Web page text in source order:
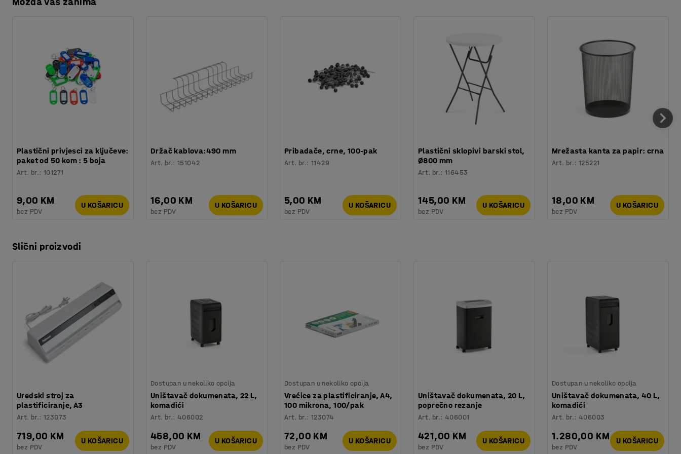
Procjena vremena: 5 Min
Preuzmite upute za održavanjen
Preuzmite korisnički priručnik
Plastični privjesci za ključeve:
paket od 50 kom : 5 boja
Art. br.:101271
9,00 KM
bez PDV
U KOŠARICU
Držač kablova:490 mm
Art. br.:151042
16,00 KM
bez PDV
U KOŠARICU
Pribadače, crne, 100-pak
Art. br.:11429
5,00 KM
bez PDV
U KOŠARICU
Plastični sklopivi barski stol,
Ø800 mm
Art. br.:116453
145,00 KM
bez PDV
U KOŠARICU
Mrežasta kanta za papir: crna
Art. br.:125221
18,00 KM
bez PDV
U KOŠARICU
Slični proizvodi
Uredski stroj za
plastificiranje, A3
Art. br.:123073
719,00 KM
bez PDV
U KOŠARICU
Dostupan u nekoliko opcija
Uništavač dokumenata, 22 L,
komadići
Art. br.: 406002
458,00 KM
bez PDV
U KOŠARICU
Dostupan u nekoliko opcija
Vrećice za plastificiranje, A4,
100 mikrona, 100/pak
Art. br.:123074
72,00 KM
bez PDV
U KOŠARICU
Uništavač dokumenata, 20 L,
poprečno rezanje
Art. br.: 406001
421,00 KM
bez PDV
U KOŠARICU
Dostupan u nekoliko opcija
Uništavač dokumenata, 40 L,
komadići
Art. br.: 406003
1.280,00 KM
bez PDV
U KOŠARICU